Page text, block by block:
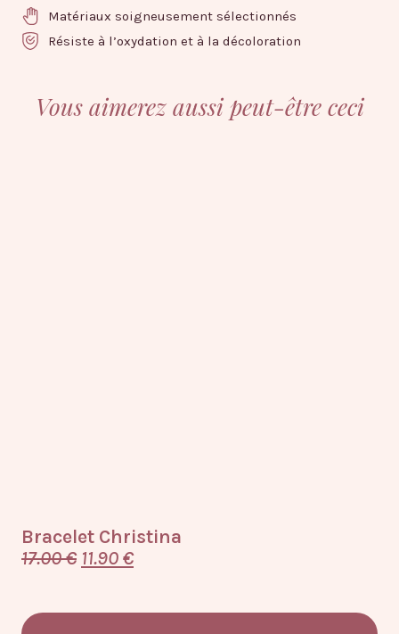
Matériaux soigneusement sélectionnés
Résiste à l’oxydation et à la décoloration
Vous aimerez aussi peut-être ceci
Bracelet Christina
17.00€ 11.90€